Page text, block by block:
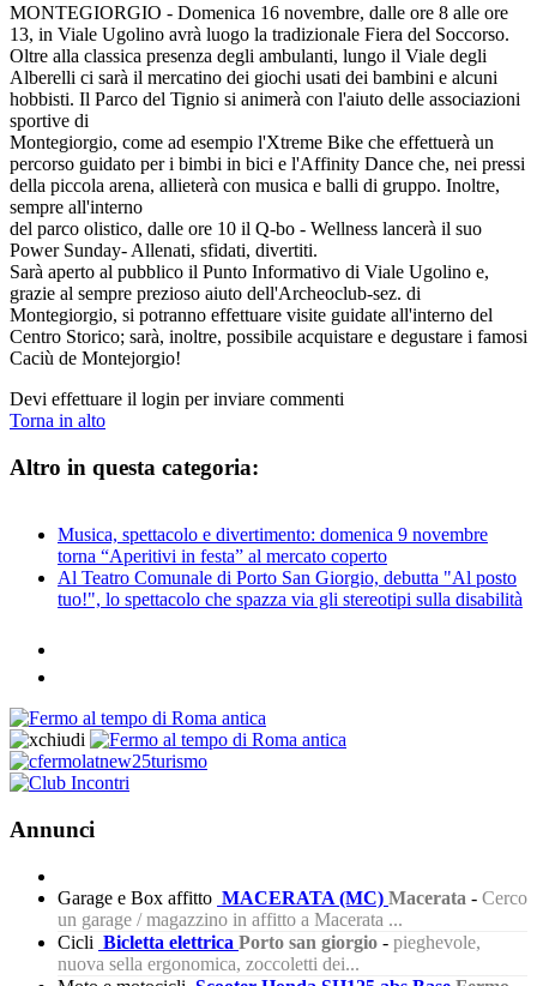
MONTEGIORGIO - Domenica 16 novembre, dalle ore 8 alle ore
13, in Viale Ugolino avrà luogo la tradizionale Fiera del Soccorso.
Oltre alla classica presenza degli ambulanti, lungo il Viale degli
Alberelli ci sarà il mercatino dei giochi usati dei bambini e alcuni
hobbisti. Il Parco del Tignio si animerà con l'aiuto delle associazioni
sportive di
Montegiorgio, come ad esempio l'Xtreme Bike che effettuerà un
percorso guidato per i bimbi in bici e l'Affinity Dance che, nei pressi
della piccola arena, allieterà con musica e balli di gruppo. Inoltre,
sempre all'interno
del parco olistico, dalle ore 10 il Q-bo - Wellness lancerà il suo
Power Sunday- Allenati, sfidati, divertiti.
Sarà aperto al pubblico il Punto Informativo di Viale Ugolino e,
grazie al sempre prezioso aiuto dell'Archeoclub-sez. di
Montegiorgio, si potranno effettuare visite guidate all'interno del
Centro Storico; sarà, inoltre, possibile acquistare e degustare i famosi
Caciù de Montejorgio!
Devi effettuare il login per inviare commenti
Torna in alto
Altro in questa categoria:
Musica, spettacolo e divertimento: domenica 9 novembre
torna “Aperitivi in festa” al mercato coperto
Al Teatro Comunale di Porto San Giorgio, debutta "Al posto
tuo!", lo spettacolo che spazza via gli stereotipi sulla disabilità
Annunci
Garage e Box affitto MACERATA (MC) Macerata - Cerco
un garage / magazzino in affitto a Macerata ...
Cicli Bicletta elettrica Porto san giorgio - pieghevole,
nuova sella ergonomica, zoccoletti dei...